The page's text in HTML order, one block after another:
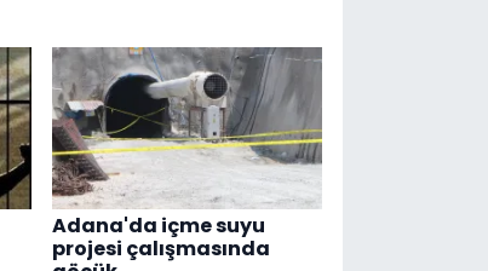
Adana'da içme suyu
projesi çalışmasında